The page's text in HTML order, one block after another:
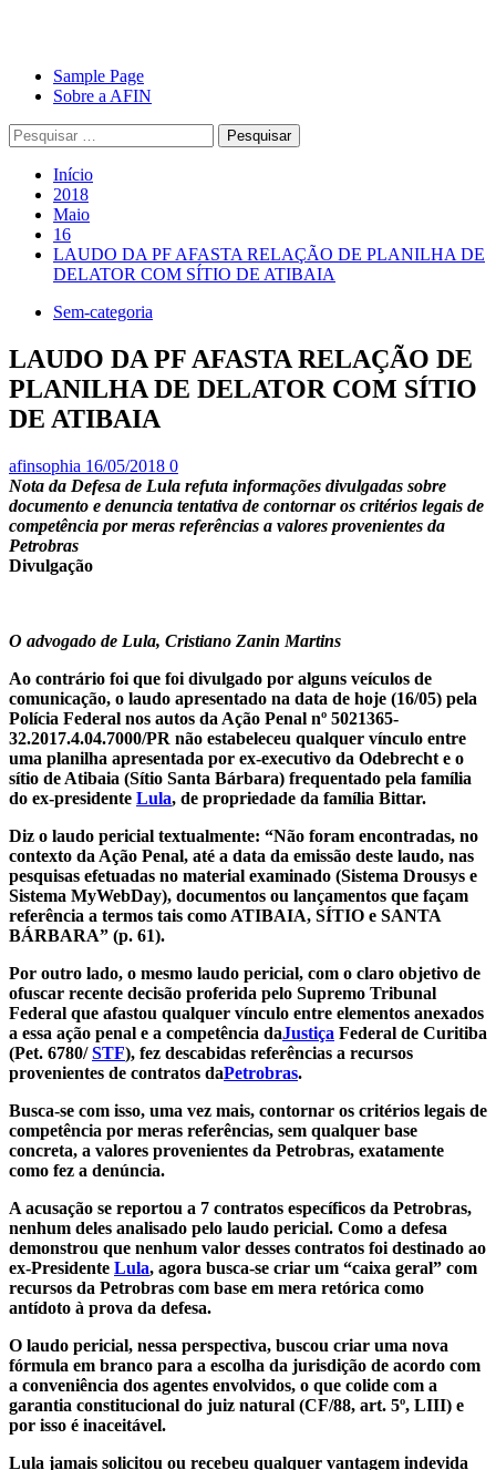
Avançar
para
conteúdo
Primary
Menu
Sample Page
Sobre a AFIN
Pesquisar
por:
Início
2018
Maio
16
LAUDO DA PF AFASTA RELAÇÃO DE PLANILHA DE
DELATOR COM SÍTIO DE ATIBAIA
Sem-categoria
LAUDO DA PF AFASTA RELAÇÃO DE
PLANILHA DE DELATOR COM SÍTIO
DE ATIBAIA
afinsophia 16/05/2018 0
Nota da Defesa de Lula refuta informações divulgadas sobre
documento e denuncia tentativa de contornar os critérios legais de
competência por meras referências a valores provenientes da
Petrobras
Divulgação
O advogado de Lula, Cristiano Zanin Martins
Ao contrário foi que foi divulgado por alguns veículos de
comunicação, o laudo apresentado na data de hoje (16/05) pela
Polícia Federal nos autos da Ação Penal nº 5021365-
32.2017.4.04.7000/PR não estabeleceu qualquer vínculo entre
uma planilha apresentada por ex-executivo da Odebrecht e o
sítio de Atibaia (Sítio Santa Bárbara) frequentado pela família
do ex-presidente Lula, de propriedade da família Bittar.
Diz o laudo pericial textualmente: “Não foram encontradas, no
contexto da Ação Penal, até a data da emissão deste laudo, nas
pesquisas efetuadas no material examinado (Sistema Drousys e
Sistema MyWebDay), documentos ou lançamentos que façam
referência a termos tais como ATIBAIA, SÍTIO e SANTA
BÁRBARA” (p. 61).
Por outro lado, o mesmo laudo pericial, com o claro objetivo de
ofuscar recente decisão proferida pelo Supremo Tribunal
Federal que afastou qualquer vínculo entre elementos anexados
a essa ação penal e a competência daJustiça Federal de Curitiba
(Pet. 6780/STF), fez descabidas referências a recursos
provenientes de contratos daPetrobras.
Busca-se com isso, uma vez mais, contornar os critérios legais de
competência por meras referências, sem qualquer base
concreta, a valores provenientes da Petrobras, exatamente
como fez a denúncia.
A acusação se reportou a 7 contratos específicos da Petrobras,
nenhum deles analisado pelo laudo pericial. Como a defesa
demonstrou que nenhum valor desses contratos foi destinado ao
ex-Presidente Lula, agora busca-se criar um “caixa geral” com
recursos da Petrobras com base em mera retórica como
antídoto à prova da defesa.
O laudo pericial, nessa perspectiva, buscou criar uma nova
fórmula em branco para a escolha da jurisdição de acordo com
a conveniência dos agentes envolvidos, o que colide com a
garantia constitucional do juiz natural (CF/88, art. 5º, LIII) e
por isso é inaceitável.
Lula jamais solicitou ou recebeu qualquer vantagem indevida